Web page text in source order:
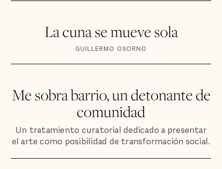
La cuna se mueve sola
GUILLERMO OSORNO
Me sobra barrio, un detonante de
comunidad
Un tratamiento curatorial dedicado a presentar
el arte como posibilidad de transformación social.